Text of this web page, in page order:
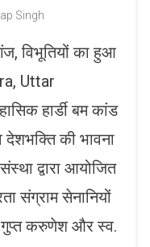
Singh
विभूतियों का हुआ
Uttar
हार्डी बम कांड
की भावना
द्वारा आयोजित
संग्राम सेनानियों
गुप्त करुणेश और स्व.